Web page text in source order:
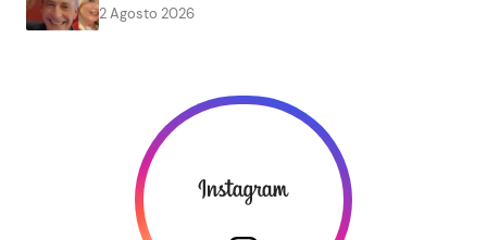
2 Agosto 2026